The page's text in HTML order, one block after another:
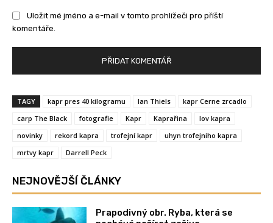
Uložit mé jméno a e-mail v tomto prohlížeči pro příští
komentáře.
TAGY kapr pres 40 kilogramu Ian Thiels
kapr Cerne zrcadlo
carp The Black
fotografie Kapr Kaprařina
lov kapra
novinky
rekord kapra trofejní kapr
uhyn trofejniho kapra
mrtvy kapr
Darrell Peck
NEJNOVĚJŠÍ ČLÁNKY
Prapodivný obr. Ryba, která se